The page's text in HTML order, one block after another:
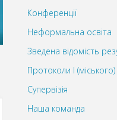
Конференції
Неформальна освіта
Зведена відомість
Протоколи І
Супервізія
Наша команда